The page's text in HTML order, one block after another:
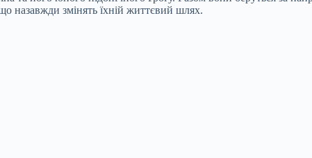
назавжди змінять їхній життєвий шлях.